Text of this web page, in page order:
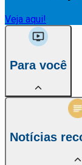
Veja aqui!
Para você
Notícias